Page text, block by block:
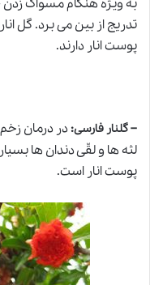
به ویژه هنگام مسواک زدن
تدریج از بین می برد. گل
پوست انار دارند.
–گلنار فارسی:در درمان
لثه ها و لقّی دندان ها
پوست انار است.